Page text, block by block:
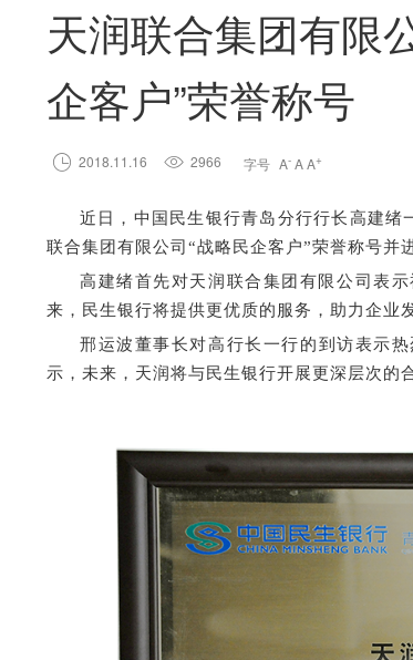
天润联合集团有限
企客户”荣誉称号
 2018.11.16  2966 字号 A- A A+
近日，中国民生银行青岛分行行长高建绪
联合集团有限公司“战略民企客户”荣誉称号并
高建绪首先对天润联合集团有限公司表
来，民生银行将提供更优质的服务，助力企业
邢运波董事长对高行长一行的到访表示
示，未来，天润将与民生银行开展更深层次的